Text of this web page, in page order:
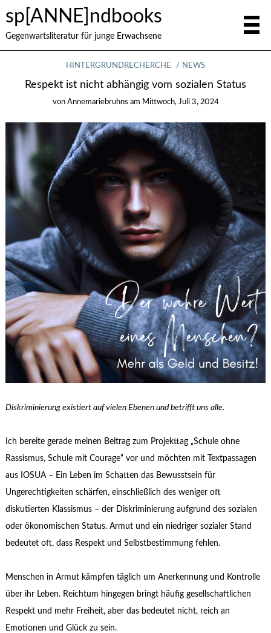
sp[ANNE]ndbooks
Gegenwartsliteratur für junge Erwachsene
HINTERGRUNDRECHERCHE NEWS
Respekt ist nicht abhängig vom sozialen Status
von Annemariebruhns am Mittwoch, Juli 3, 2024
Diskriminierung existiert auf vielen Ebenen und betrifft uns alle.
Ich bereite gerade meinen Beitrag zum Projekttag „Schule ohne
Rassismus, Schule mit Courage“ vor und möchten mit Textpassagen
aus IOSUA – Ein Leben im Schatten das Bewusstsein für
Ungerechtigkeiten schärfen, einschließlich des weniger oft
diskutierten Klassismus – der Diskriminierung aufgrund des sozialen
oder ökonomischen Status. Armut und ein niedriger sozialer Stand
bedeutet oft, dass Respekt und Selbstbestimmung fehlen.
Menschen in Armut kämpfen täglich um Anerkennung und Kontrolle
über ihr Leben. Reichtum hingegen bringt häufig gesellschaftlichen
Respekt und mehr Freiheit, aber das bedeutet nicht, reich an
Emotionen und Glück zu sein.